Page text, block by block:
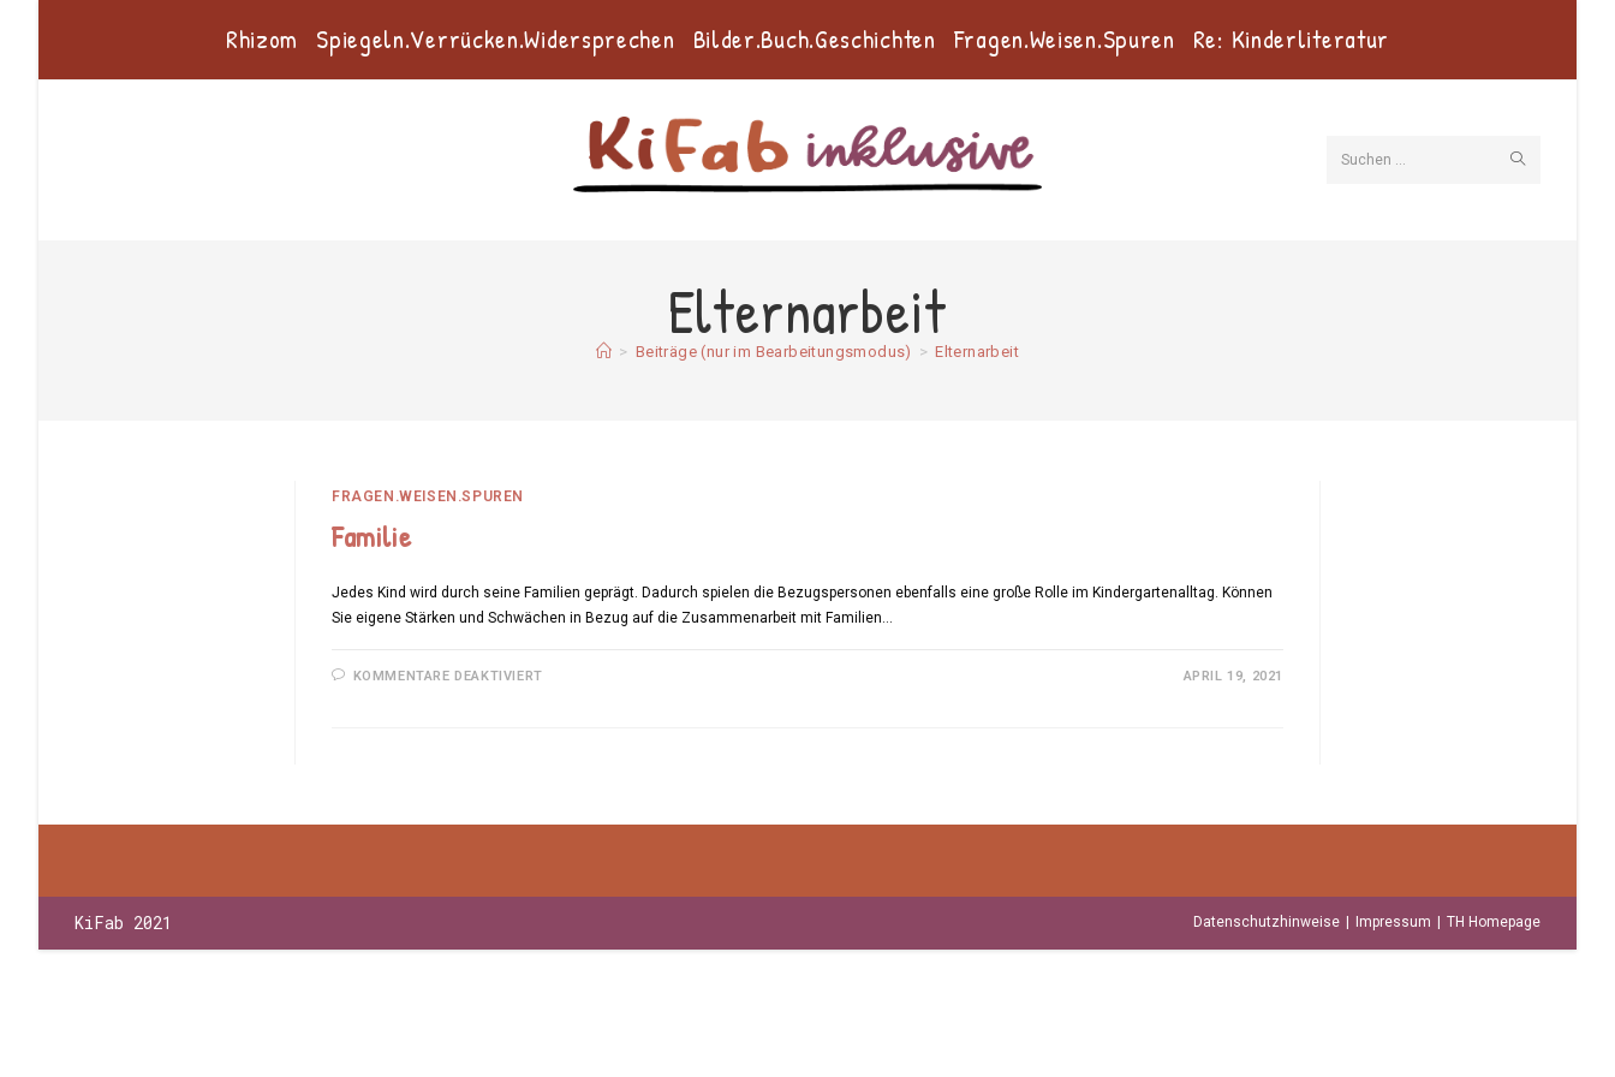
Rhizom Spiegeln.Verrücken.Widersprechen Bilder.Buch.Geschichten Fragen.Weisen.Spuren Re: Kinderliteratur
Suchen …
Elternarbeit
> Beiträge (nur im Bearbeitungsmodus) > Elternarbeit
FRAGEN.WEISEN.SPUREN
Familie
Jedes Kind wird durch seine Familien geprägt. Dadurch spielen die Bezugspersonen ebenfalls eine große Rolle im Kindergartenalltag. Können
Sie eigene Stärken und Schwächen in Bezug auf die Zusammenarbeit mit Familien…
KOMMENTARE DEAKTIVIERTFÜR
APRIL 19, 2021
Datenschutzhinweise Impressum TH Homepage
KiFab 2021